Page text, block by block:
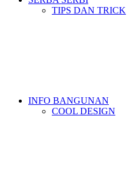
TIPS DAN TRICK
INFO BANGUNAN
COOL DESIGN